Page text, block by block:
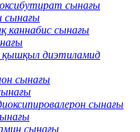
сынағы
сынағы
каннабис сынағы
қышқыл диэтиламид
сынағы
сынағы
сынағы